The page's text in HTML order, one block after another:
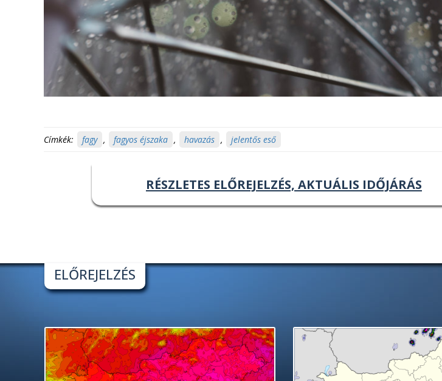
Címkék: fagy , fagyos éjszaka , havazás , jelentős eső
RÉSZLETES ELŐREJELZÉS, AKTUÁLIS IDŐJÁRÁS
ELŐREJELZÉS